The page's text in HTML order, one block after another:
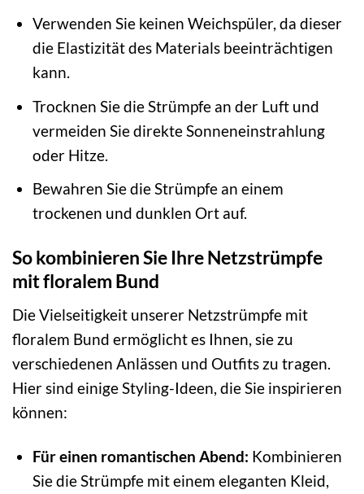
Verwenden Sie keinen Weichspüler, da dieser
die Elastizität des Materials beeinträchtigen
kann.
Trocknen Sie die Strümpfe an der Luft und
vermeiden Sie direkte Sonneneinstrahlung
oder Hitze.
Bewahren Sie die Strümpfe an einem
trockenen und dunklen Ort auf.
So kombinieren Sie Ihre Netzstrümpfe
mit floralem Bund
Die Vielseitigkeit unserer Netzstrümpfe mit
floralem Bund ermöglicht es Ihnen, sie zu
verschiedenen Anlässen und Outfits zu tragen.
Hier sind einige Styling-Ideen, die Sie inspirieren
können:
Für einen romantischen Abend: Kombinieren
Sie die Strümpfe mit einem eleganten Kleid,